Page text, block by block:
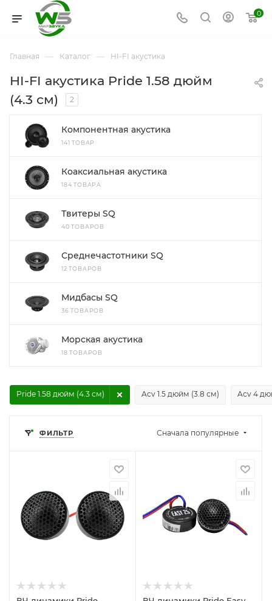
0
Главная — Каталог — HI-FI акустика
HI-FI акустика Pride 1.58 дюйм
(4.3 см)
2
Компонентная акустика
141 ТОВАР
Коаксиальная акустика
184 ТОВАРА
Твитеры SQ
40 ТОВАРОВ
Среднечастотники SQ
12 ТОВАРОВ
Мидбасы SQ
36 ТОВАРОВ
Морская акустика
18 ТОВАРОВ
Acv 1.5 дюйм (3.8 см) Acv 4
Pride 1.58 дюйм (4.3 см)
ФИЛЬТР Сначала популярные